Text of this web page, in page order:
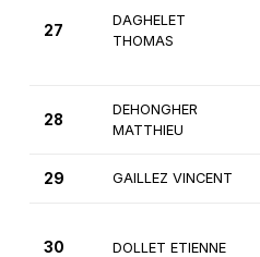
27
DAGHELET
THOMAS
28
DEHONGHER
MATTHIEU
29 GAILLEZ VINCENT
30 DOLLET ETIENNE